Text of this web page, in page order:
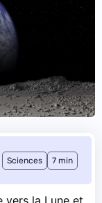
Sciences 7 min